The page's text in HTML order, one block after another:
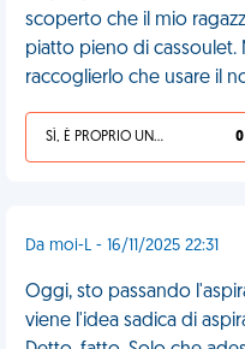
scoperto che il mio
piatto pieno di
raccoglierlo che usare il
SÌ, È PROPRIO UNA VDM! 0
Da moi-L - 16/11/2025 22:31
Oggi, sto passando
viene l'idea sadica di